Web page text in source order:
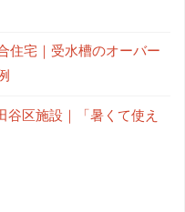
住宅｜受水槽のオーバー
区施設｜「暑くて使え